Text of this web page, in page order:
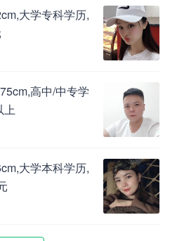
,大学专科学历,
,高中/中专学
上
,大学本科学历,